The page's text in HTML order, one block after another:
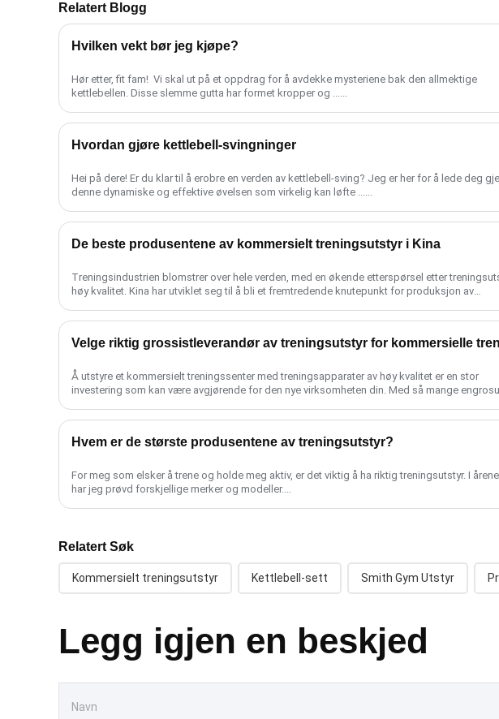
Relatert Blogg
Hvilken vekt bør jeg kjøpe?
Hør etter, fit fam! ️ Vi skal ut på et oppdrag for å avdekke mysteriene bak den allmektige
kettlebellen. Disse slemme gutta har formet kropper og ......
Hvordan gjøre kettlebell-svingninger
Hei på dere! Er du klar til å erobre en verden av kettlebell-sving? Jeg er her for å lede deg
denne dynamiske og effektive øvelsen som virkelig kan løfte ......
De beste produsentene av kommersielt treningsutstyr i Kina
Treningsindustrien blomstrer over hele verden, med en økende etterspørsel etter
høy kvalitet. Kina har utviklet seg til å bli et fremtredende knutepunkt for produksjon av
Å utstyre et kommersielt treningssenter med treningsapparater av høy kvalitet er en stor
investering som kan være avgjørende for den nye virksomheten din. Med så mange
Hvem er de største produsentene av treningsutstyr?
For meg som elsker å trene og holde meg aktiv, er det viktig å ha riktig treningsutstyr. I
har jeg prøvd forskjellige merker og modeller....
Relatert Søk
Kommersielt treningsutstyr Kettlebell-sett Smith Gym Utstyr
Legg igjen en beskjed